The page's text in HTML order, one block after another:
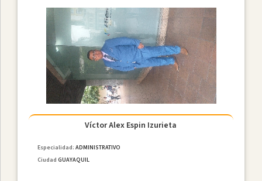
Víctor Alex Espin Izurieta
Especialidad:ADMINISTRATIVO
Ciudad GUAYAQUIL